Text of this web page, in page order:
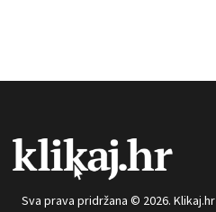
Sva prava pridržana © 2026. Klikaj.hr